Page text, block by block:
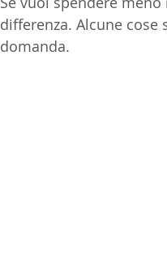
differenza. Alcune
domanda.